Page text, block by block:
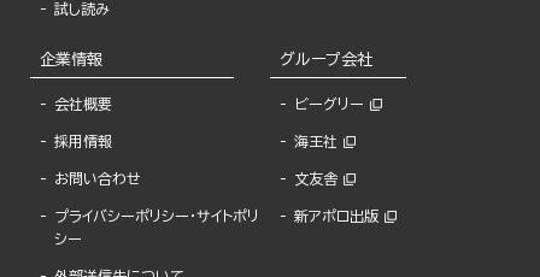
試し読み
企業情報
会社概要
採用情報
お問い合わせ
プライバシーポリシー・サイトポリ
シー
グループ会社
ビーグリー
海王社
文友舎
新アポロ出版